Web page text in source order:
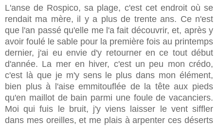
L'anse de Rospico, sa plage, c'est cet endroit où se
rendait ma mère, il y a plus de trente ans. Ce n'est
que l'an passé qu'elle me l'a fait découvrir, et, après y
avoir foulé le sable pour la première fois au printemps
dernier, j'ai eu envie d'y retourner en ce tout début
d'année. La mer en hiver, c'est un peu mon crédo,
c'est là que je m'y sens le plus dans mon élément,
bien plus à l'aise emmitouflée de la tête aux pieds
qu'en maillot de bain parmi une foule de vacanciers.
Moi qui fuis le bruit, j'y viens laisser le vent siffler
dans mes oreilles, et me plais à arpenter ces déserts